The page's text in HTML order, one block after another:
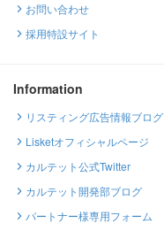
お問い合わせ
採用特設サイト
Information
リスティング広告情報ブログ
Lisketオフィシャルページ
カルテット公式Twitter
カルテット開発部ブログ
パートナー様専用フォーム